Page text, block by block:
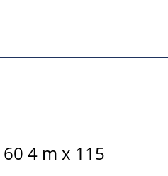
4 m x 115